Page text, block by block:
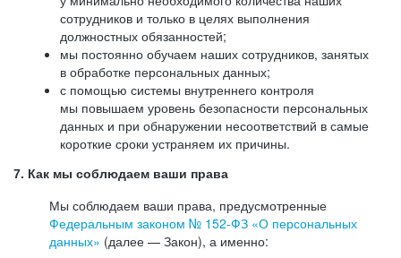
сотрудников и только в целях выполнения
должностных обязанностей;
мы постоянно обучаем наших сотрудников, занятых
в обработке персональных данных;
с помощью системы внутреннего контроля
мы повышаем уровень безопасности персональных
данных и при обнаружении несоответствий в самые
короткие сроки устраняем их причины.
7. Как мы соблюдаем ваши права
Мы соблюдаем ваши права, предусмотренные
Федеральным законом № 152-ФЗ «О персональных
данных» (далее — Закон), а именно: